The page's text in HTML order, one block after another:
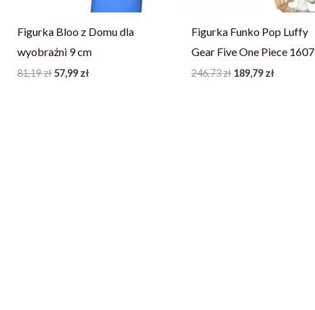
Figurka Bloo z Domu dla
wyobraźni 9 cm
81,19zł 57,99 zł
Figurka Funko Pop Luffy
Gear Five One Piece 1607
246,73zł 189,79 zł